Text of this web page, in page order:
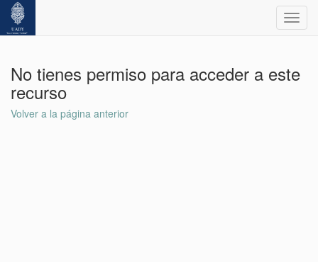
No tienes permiso para acceder a este
recurso
Volver a la página anterior